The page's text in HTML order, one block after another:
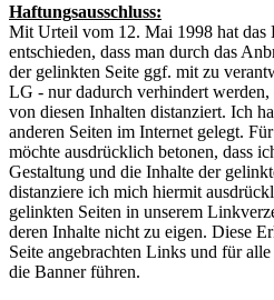
Haftungsausschluss:
Mit Urteil vom 12. Mai 1998 hat das
entschieden, dass man durch das
der gelinkten Seite ggf. mit zu
LG - nur dadurch verhindert werden,
von diesen Inhalten distanziert. Ich
anderen Seiten im Internet gelegt.
möchte ausdrücklich betonen, dass
Gestaltung und die Inhalte der
distanziere ich mich hiermit
gelinkten Seiten in unserem
deren Inhalte nicht zu eigen. Diese
Seite angebrachten Links und für
die Banner führen.